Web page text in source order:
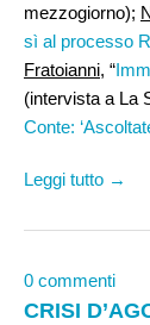
mezzogiorno);
sì al processo
Fratoianni, “
(intervista a La
Conte:
Leggi tutto →
0 commenti
CRISI